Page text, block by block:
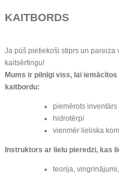
KAITBORDS
Ja pūš pietiekoši stiprs un pareiza
kaitsērfingu!
Mums ir pilnīgi viss, lai
kaitbordu:
piemērots inventārs
hidrotērpi
vienmēr lieliska
Instruktors ar lielu pieredzi, kas
teorija,